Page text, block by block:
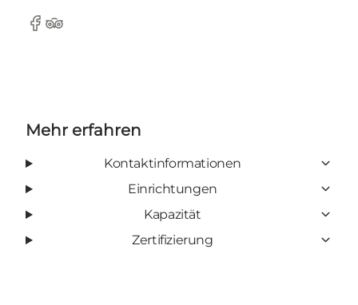
Facebook
Tripadvisor
Mehr erfahren
Kontaktinformationen
Einrichtungen
Kapazität
Zertifizierung